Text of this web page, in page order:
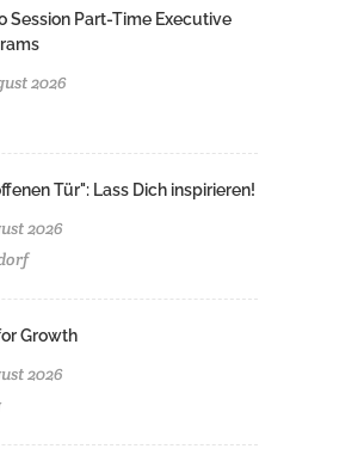
Session Part-Time Executive
2026
Tür": Lass Dich inspirieren!
2026
Growth
2026